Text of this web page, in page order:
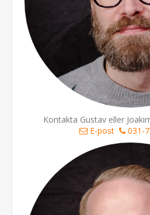
Kontakta Gustav eller
E-post
031-